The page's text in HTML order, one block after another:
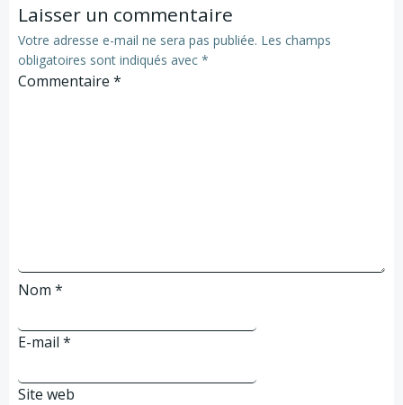
Laisser un commentaire
Votre adresse e-mail ne sera pas publiée. Les champs
obligatoires sont indiqués avec *
Commentaire *
Nom *
E-mail *
Site web